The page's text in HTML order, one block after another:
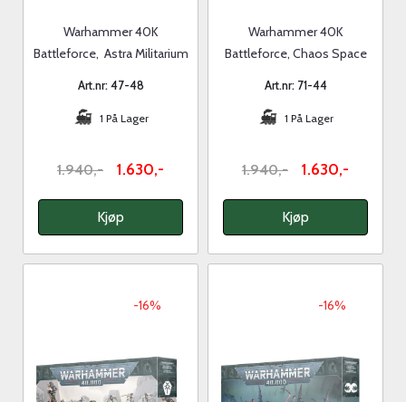
Warhammer 40K
Battleforce, Astra Militarium
Art.nr: 47-48
1 På Lager
1.940,- 1.630,-
Kjøp
Warhammer 40K
Battleforce, Chaos Space
Art.nr: 71-44
1 På Lager
1.940,- 1.630,-
Kjøp
-16% -16%